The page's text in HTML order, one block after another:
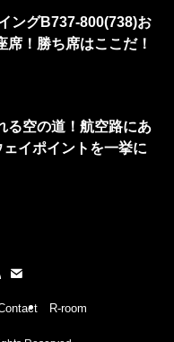
ングB737-800(738)お
席！勝ち席はここだ！
る空の道！航空路にあ
イポイントを一挙に
R-room